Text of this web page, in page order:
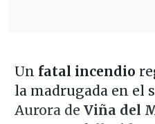
Un fatal incendio
la madrugada en el
Aurora de Viña del